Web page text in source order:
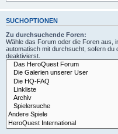
SUCHOPTIONEN
Zu durchsuchende Foren:
Wähle das Forum oder die Foren aus,
automatisch mit durchsucht, sofern du
deaktivierst.